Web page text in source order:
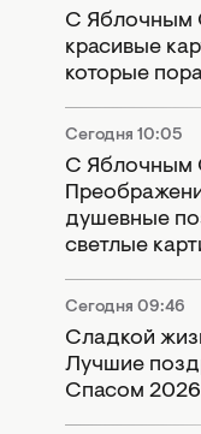
С Яблочным
красивые
которые
Сегодня 10:05
С Яблочным
душевные
светлые
Сегодня 09:46
Сладкой
Лучшие
Спасом 2026